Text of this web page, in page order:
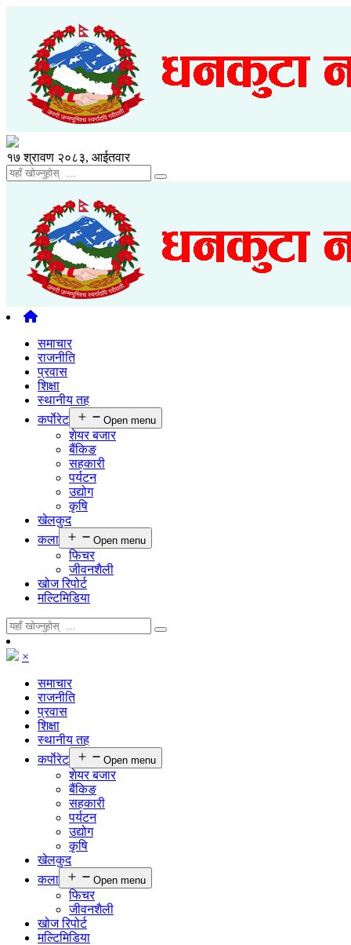
१७ श्रावण २०८३, आईतवार
समाचार
राजनीति
प्रवास
शिक्षा
स्थानीय तह
कर्पाेरेट
Open menu
शेयर बजार
बैंकिङ
सहकारी
पर्यटन
उद्योग
कृषि
खेलकुद
कला
Open menu
फिचर
जीवनशैली
खोज रिपोर्ट
मल्टिमिडिया
×
समाचार
राजनीति
प्रवास
शिक्षा
स्थानीय तह
कर्पाेरेट
Open menu
शेयर बजार
बैंकिङ
सहकारी
पर्यटन
उद्योग
कृषि
खेलकुद
कला
Open menu
फिचर
जीवनशैली
खोज रिपोर्ट
मल्टिमिडिया